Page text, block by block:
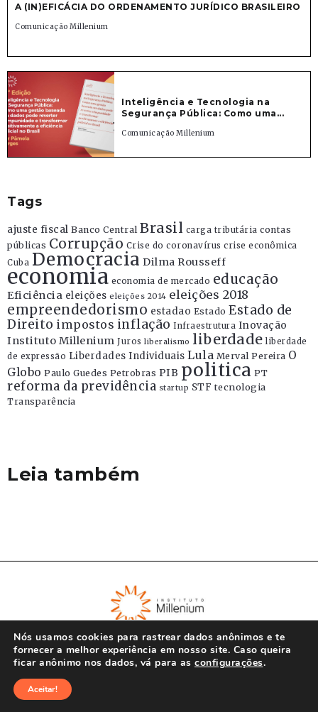
A (IN)EFICÁCIA DO ORDENAMENTO JURÍDICO BRASILEIRO
Comunicação Millenium
Inteligência e Tecnologia na
Segurança Pública: Como uma...
Comunicação Millenium
Tags
ajuste fiscal Banco Central Brasil carga tributária contas
públicas Corrupção Crise do coronavírus crise econômica
Cuba Democracia Dilma Rousseff
economia economia de mercado educação
Eficiência eleições eleições 2014 eleições 2018
empreendedorismo estadao Estado Estado de
Direito impostos inflação Infraestrutura Inovação
Instituto Millenium Juros liberalismo liberdade liberdade
de expressão Liberdades Individuais Lula Merval Pereira O
Globo Paulo Guedes Petrobras PIB politica PT
reforma da previdência startup STF tecnologia
Transparência
Leia também
Nós usamos cookies para rastrear dados anônimos e te
fornecer a melhor experiência em nosso site. Caso queira
ficar anônimo nos dados, vá para as configurações.
Aceitar!